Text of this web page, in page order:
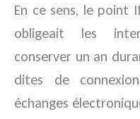
En ce sens, le point
obligeait les
conserver un an
dites de
échanges